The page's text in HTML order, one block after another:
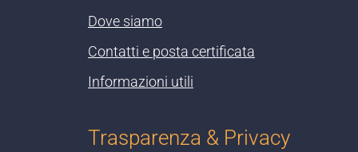
Dove siamo
Contatti e posta certificata
Informazioni utili
Trasparenza & Privacy